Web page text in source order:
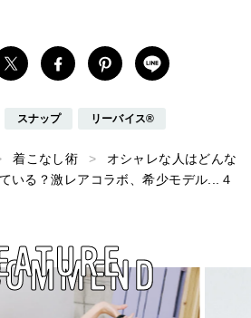
スナップ リーバイス®
着こなし術
オシャレな人はどんな
いる？激レアコラボ、希少モデル...４